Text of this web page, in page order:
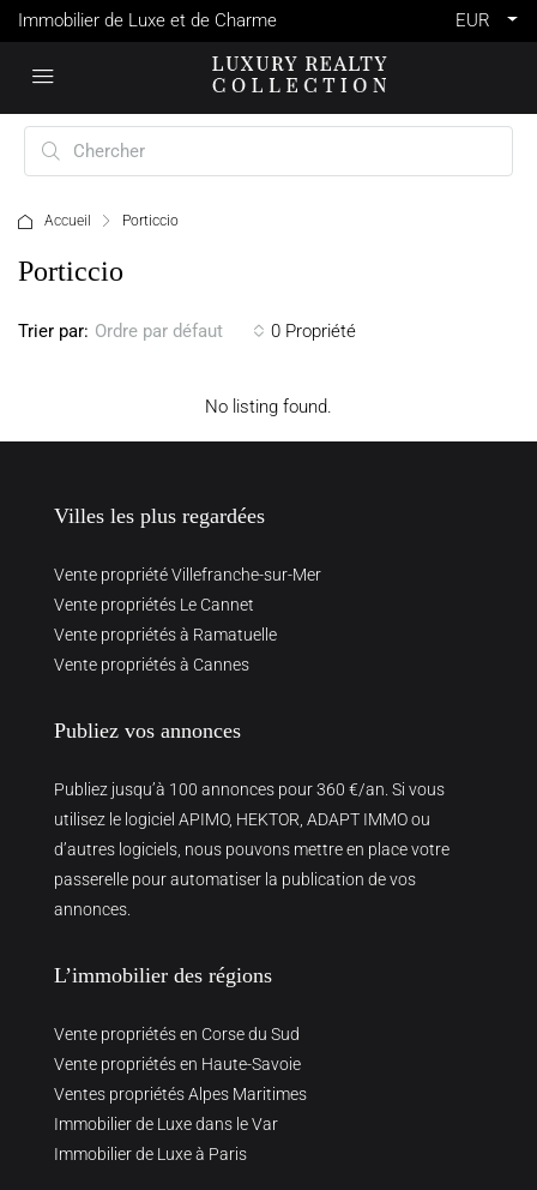
Immobilier de Luxe et de Charme EUR
Accueil Porticcio
Porticcio
0 Propriété
Trier par: Ordre par défaut
No listing found.
Villes les plus regardées
Vente propriété Villefranche-sur-Mer
Vente propriétés Le Cannet
Vente propriétés à Ramatuelle
Vente propriétés à Cannes
Publiez vos annonces
Publiez jusqu’à 100 annonces pour 360 €/an. Si vous
utilisez le logiciel APIMO, HEKTOR, ADAPT IMMO ou
d’autres logiciels, nous pouvons mettre en place votre
passerelle pour automatiser la publication de vos
annonces.
L’immobilier des régions
Vente propriétés en Corse du Sud
Vente propriétés en Haute-Savoie
Ventes propriétés Alpes Maritimes
Immobilier de Luxe dans le Var
Immobilier de Luxe à Paris